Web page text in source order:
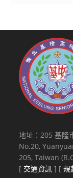
地址：205 基隆
No.20,
205, Taiwan
[ 交通資訊 ] [規